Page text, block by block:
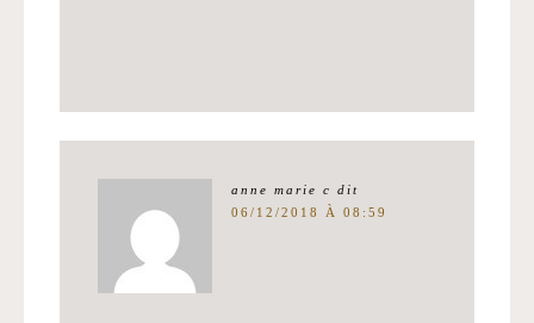
anne marie c dit
06/12/2018 À 08:59